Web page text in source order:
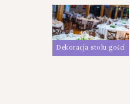
Dekoracja stołu gości